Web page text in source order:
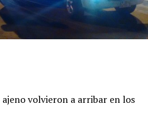
volvieron a arribar en los